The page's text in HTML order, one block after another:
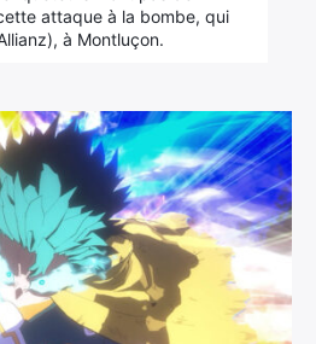
attaque à la bombe, qui
à Montluçon.
×